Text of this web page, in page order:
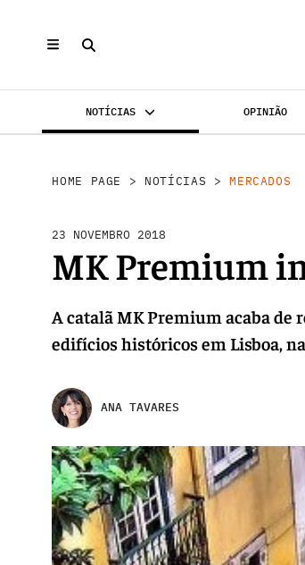
NOTÍCIAS OPINIÃO
HOME PAGE > NOTÍCIAS >MERCADOS
23 NOVEMBRO 2018
MK Premium
A catalã MK Premium acaba de
edifícios históricos em Lisboa,
ANA TAVARES